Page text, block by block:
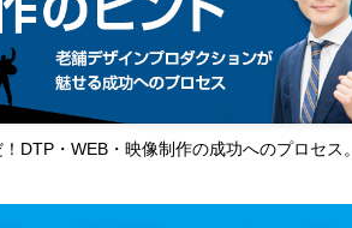
DTP・WEB・映像制作の成功へのプロセス。